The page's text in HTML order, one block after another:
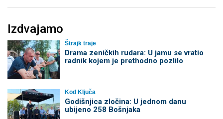
Izdvajamo
Štrajk traje
Drama zeničkih rudara: U jamu se vratio
radnik kojem je prethodno pozlilo
Kod Ključa
Godišnjica zločina: U jednom danu
ubijeno 258 Bošnjaka